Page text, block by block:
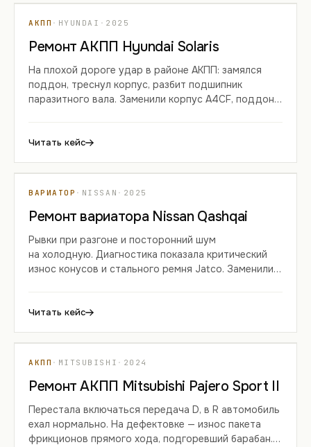
КЕЙС 03
АКПП · HYUNDAI · 2025
Ремонт АКПП Hyundai Solaris
На плохой дороге удар в районе АКПП: замялся
поддон, треснул корпус, разбит подшипник
паразитного вала. Заменили корпус A4CF, поддон
Читать кейс
КЕЙС 04
ВАРИАТОР · NISSAN · 2025
Ремонт вариатора Nissan Qashqai
Рывки при разгоне и посторонний шум
на холодную. Диагностика показала критический
износ конусов и стального ремня Jatco. Заменили
Читать кейс
КЕЙС 05
АКПП · MITSUBISHI · 2024
Ремонт АКПП Mitsubishi Pajero Sport II
Перестала включаться передача D, в R автомобиль
ехал нормально. На дефектовке — износ пакета
фрикционов прямого хода, подгоревший барабан.